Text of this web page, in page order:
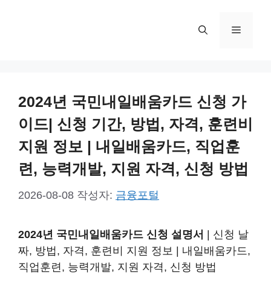
메
2024년 국민내일배움카드 신청 가
이드| 신청 기간, 방법, 자격, 훈련비
지원 정보 | 내일배움카드, 직업훈
련, 능력개발, 지원 자격, 신청 방법
2026-08-08 작성자: 금융포털
2024년 국민내일배움카드 신청 설명서
| 신청 날
짜, 방법, 자격, 훈련비 지원 정보 | 내일배움카드,
직업훈련, 능력개발, 지원 자격, 신청 방법